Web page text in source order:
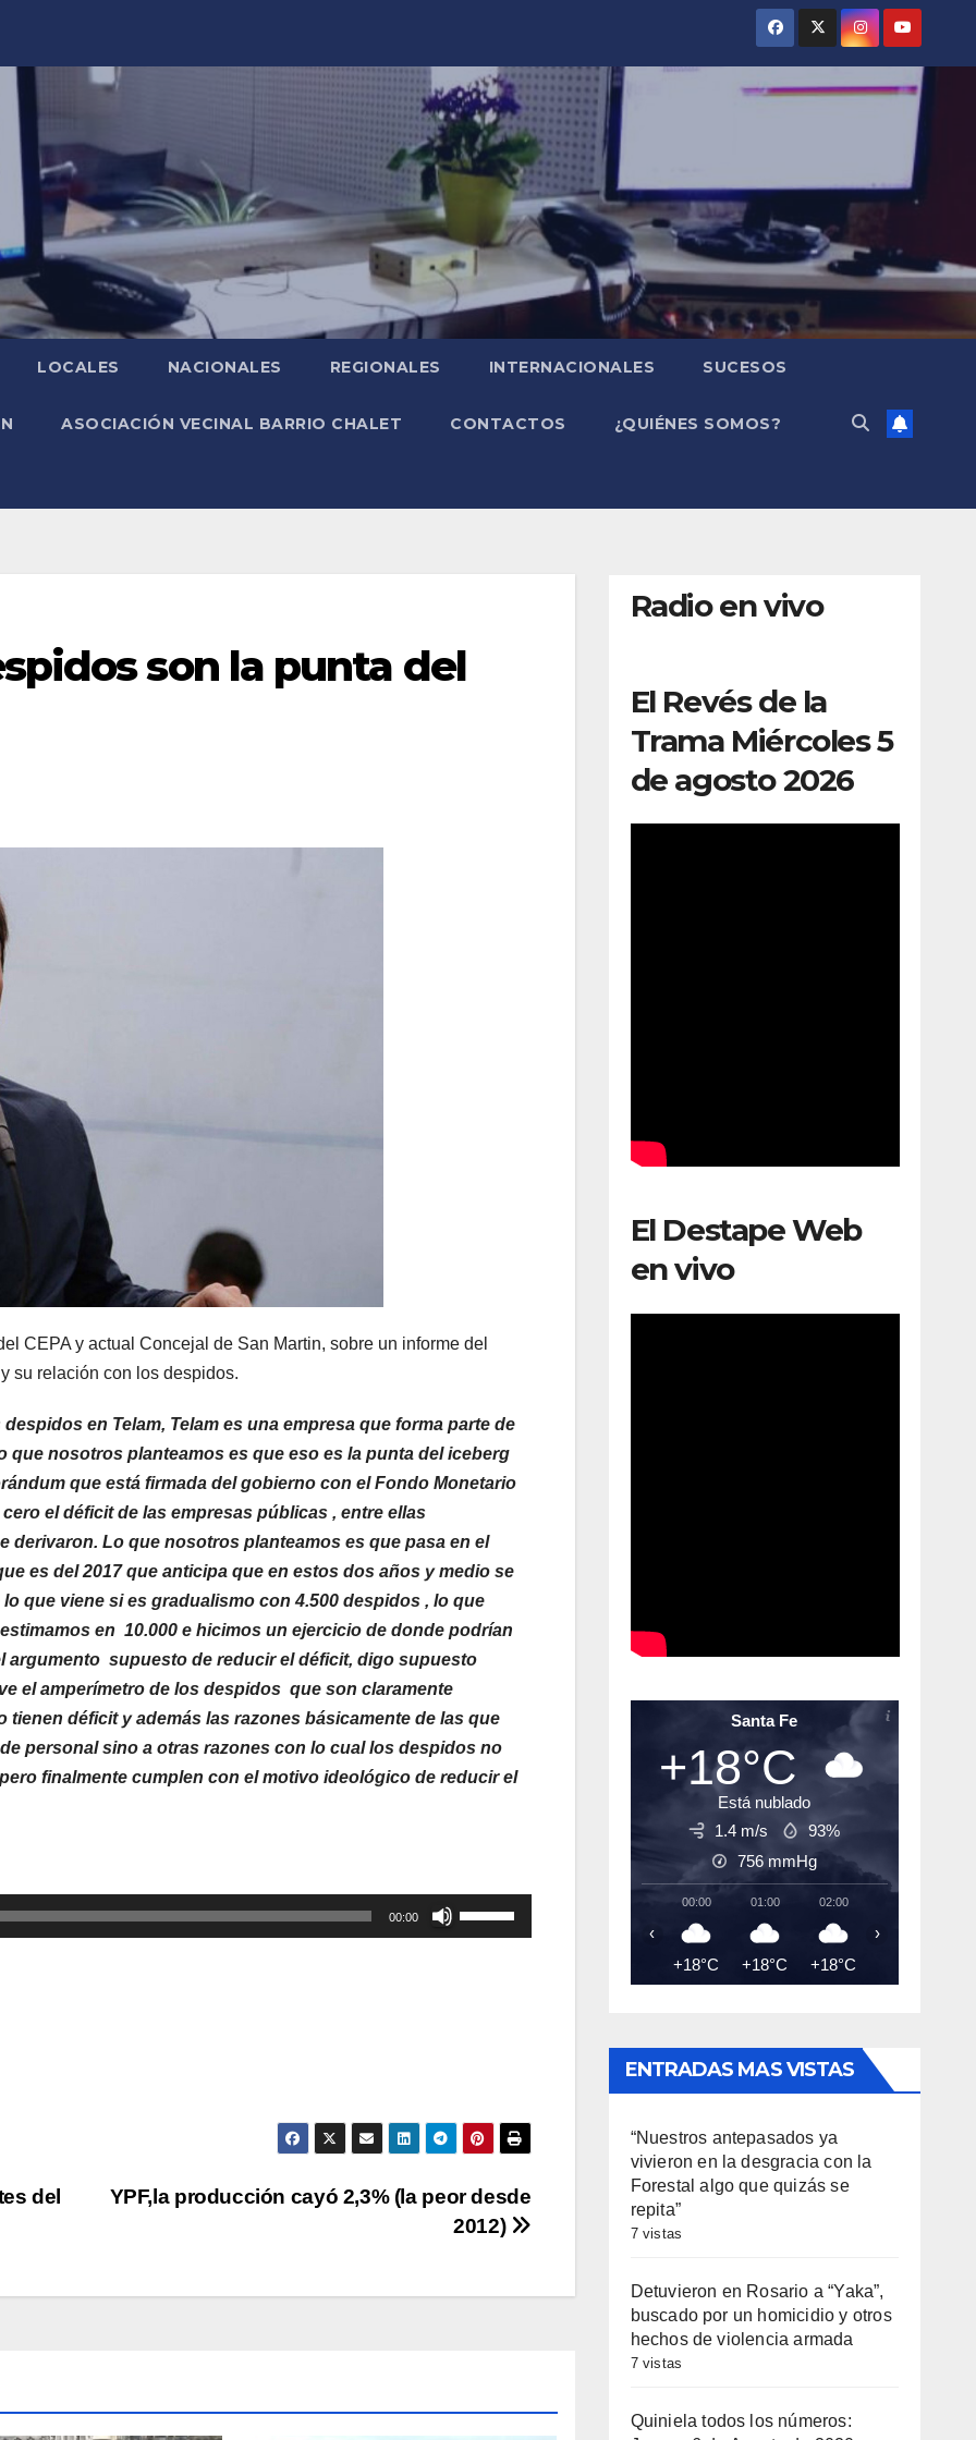
LOCALES NACIONALES REGIONALES INTERNACIONALES SUCESOS
ASOCIACIÓN VECINAL BARRIO CHALET CONTACTOS ¿QUIÉNES SOMOS?
son la punta del
CEPA y actual Concejal de San Martin, sobre un informe del
su relación con los despidos.
en Telam, Telam es una empresa que forma parte de
que nosotros planteamos es que eso es la punta del iceberg
que está firmada del gobierno con el Fondo Monetario
el déficit de las empresas públicas , entre ellas
derivaron. Lo que nosotros planteamos es que pasa en el
es del 2017 que anticipa que en estos dos años y medio se
que viene si es gradualismo con 4.500 despidos , lo que
en 10.000 e hicimos un ejercicio de donde podrían
argumento supuesto de reducir el déficit, digo supuesto
el amperímetro de los despidos que son claramente
déficit y además las razones básicamente de las que
personal sino a otras razones con lo cual los despidos no
finalmente cumplen con el motivo ideológico de reducir el
00:00
Utiliza
las
el
volumen.
YPF,la producción cayó 2,3% (la peor desde
2012)
del
Radio en vivo
El Revés de la
Trama Miércoles 5
de agosto 2026
El Destape Web
en vivo
Santa Fe
+18°C
Está nublado
1.4 m/s
93%
756 mmHg
00:00
+18°C
01:00
+18°C
02:00
+18°C
‹ ›
ENTRADAS MAS VISTAS
“Nuestros antepasados ya
vivieron en la desgracia con la
Forestal algo que quizás se
repita”
7 vistas
Detuvieron en Rosario a “Yaka”,
buscado por un homicidio y otros
hechos de violencia armada
7 vistas
Quiniela todos los números: